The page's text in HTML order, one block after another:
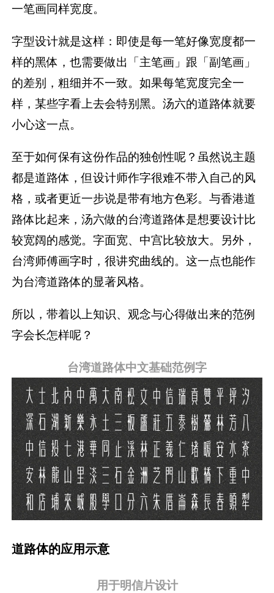
一笔画同样宽度。
字型设计就是这样：即使是每一笔好像宽度都一
样的黑体，也需要做出「主笔画」跟「副笔画」
的差别，粗细并不一致。如果每笔宽度完全一
样，某些字看上去会特别黑。汤六的道路体就要
小心这一点。
至于如何保有这份作品的独创性呢？虽然说主题
都是道路体，但设计师作字很难不带入自己的风
格，或者更近一步说是带有地方色彩。与香港道
路体比起来，汤六做的台湾道路体是想要设计比
较宽阔的感觉。字面宽、中宫比较放大。另外，
台湾师傅画字时，很讲究曲线的。这一点也能作
为台湾道路体的显著风格。
所以，带着以上知识、观念与心得做出来的范例
字会长怎样呢？
台湾道路体中文基础范例字
道路体的应用示意
用于明信片设计